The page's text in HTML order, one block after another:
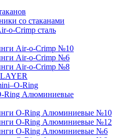
со стаканами
o-Crimp сталь
Air-o-Crimp №10
Air-o-Crimp №6
Air-o-Crimp №8
Ring
Ring Алюминиевые
O-Ring Алюминиевые №10
O-Ring Алюминиевые №12
O-Ring Алюминиевые №6